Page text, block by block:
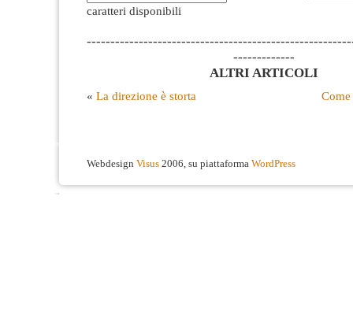
caratteri disponibili
-------------
ALTRI ARTICOLI
« La direzione è storta
Webdesign Visus 2006, su piattaforma WordPress